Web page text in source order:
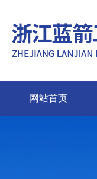
网站首页